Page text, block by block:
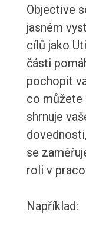
Objective
jasném
cílů jako
části
pochopit
co můžete
shrnuje
se
roli v
Například: